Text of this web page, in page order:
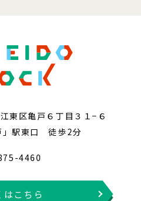
区亀戸６丁目３１−６
」駅東口 徒歩2分
4460
はこちら